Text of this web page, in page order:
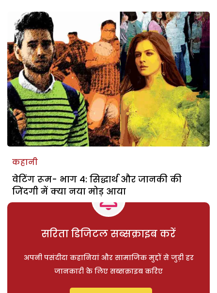
कहानी
वेटिंग रूम- भाग 4: सिद्धार्थ और जानकी की
जिंदगी में क्या नया मोड़ आया
सरिता डिजिटल सब्सक्राइब करें
अपनी पसंदीदा कहानियां और सामाजिक मुद्दों से जुड़ी हर
जानकारी के लिए सब्सक्राइब करिए